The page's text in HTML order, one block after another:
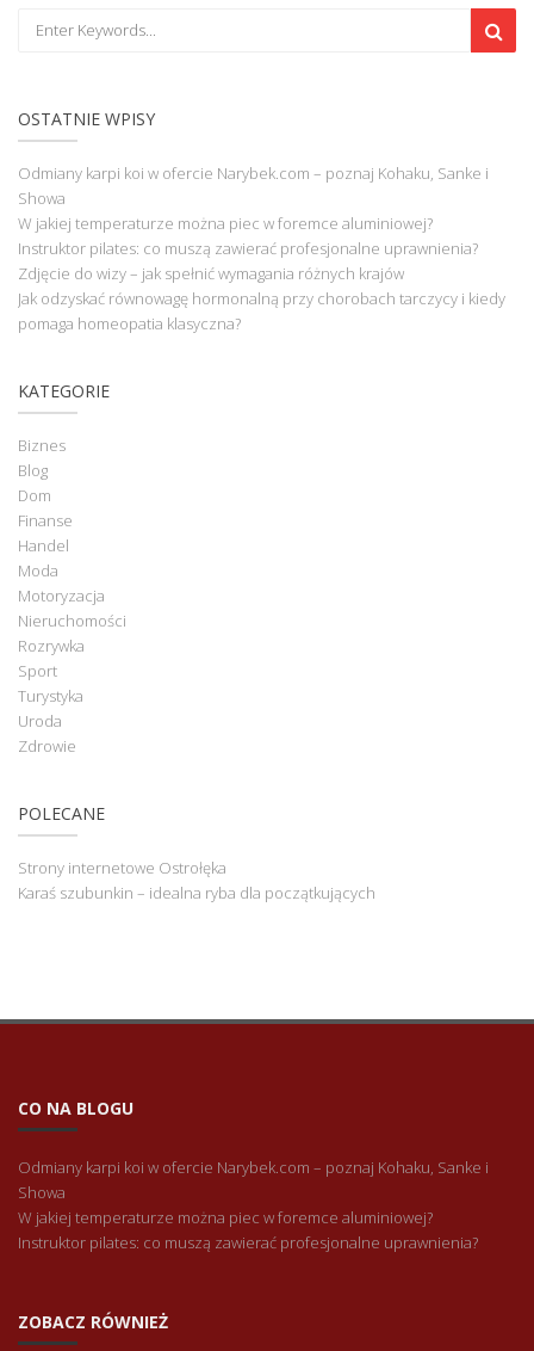
OSTATNIE WPISY
Odmiany karpi koi w ofercie Narybek.com – poznaj Kohaku, Sanke i
Showa
W jakiej temperaturze można piec w foremce aluminiowej?
Instruktor pilates: co muszą zawierać profesjonalne uprawnienia?
Zdjęcie do wizy – jak spełnić wymagania różnych krajów
Jak odzyskać równowagę hormonalną przy chorobach tarczycy i kiedy
pomaga homeopatia klasyczna?
KATEGORIE
Biznes
Blog
Dom
Finanse
Handel
Moda
Motoryzacja
Nieruchomości
Rozrywka
Sport
Turystyka
Uroda
Zdrowie
POLECANE
Strony internetowe Ostrołęka
Karaś szubunkin – idealna ryba dla początkujących
CO NA BLOGU
Odmiany karpi koi w ofercie Narybek.com – poznaj Kohaku, Sanke i
Showa
W jakiej temperaturze można piec w foremce aluminiowej?
Instruktor pilates: co muszą zawierać profesjonalne uprawnienia?
ZOBACZ RÓWNIEŻ